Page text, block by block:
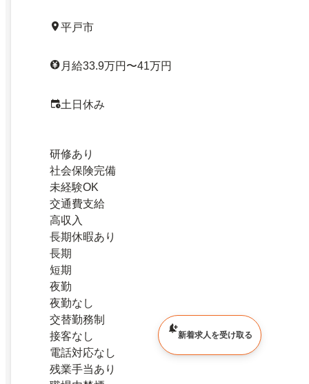
平戸市
月給33.9万円〜41万円
土日休み
研修あり
社会保険完備
未経験OK
交通費支給
高収入
長期休暇あり
長期
短期
夜勤
夜勤なし
交替勤務制
接客なし
電話対応なし
残業手当あり
新着求人を受け取る